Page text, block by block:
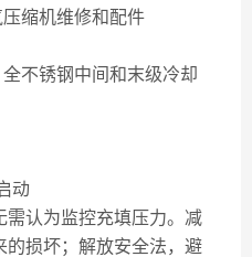
不锈钢中间和末级冷却
动
需认为监控充填压力。减
的损坏；解放安全法，避